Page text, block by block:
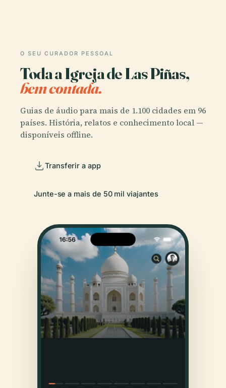
O SEU CURADOR PESSOAL
Toda a Igreja de Las Piñas,
bem contada.
Guias de áudio para mais de 1.100 cidades em 96
países. História, relatos e conhecimento local —
disponíveis offline.
Transferir a app
Junte-se a mais de 50 mil viajantes